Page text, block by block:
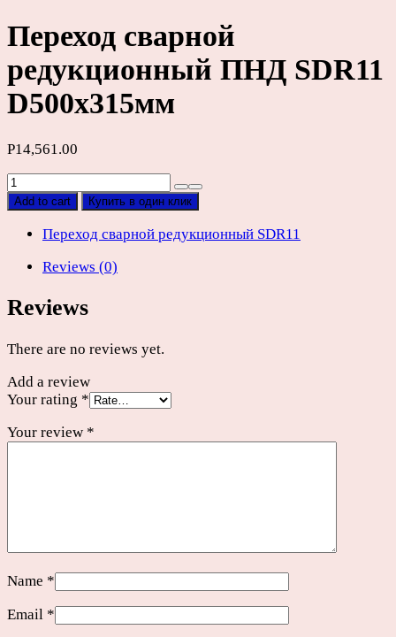
Переход сварной
редукционный ПНД SDR11
D500х315мм
Р14,561.00
Переход
сварной
ПНД
D500х315мм
Add to cart Купить в один клик
Переход сварной редукционный SDR11
Reviews (0)
Reviews
There are no reviews yet.
Add a review
Your rating *
Your review *
Name *
Email *